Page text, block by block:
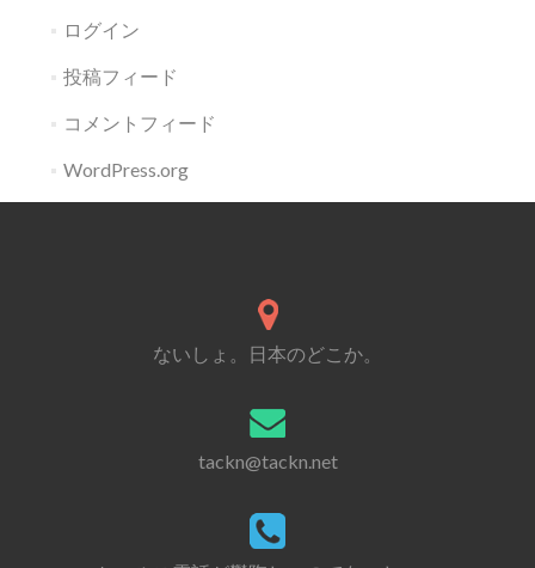
ログイン
投稿フィード
コメントフィード
WordPress.org
ないしょ。日本のどこか。
tackn@tackn.net